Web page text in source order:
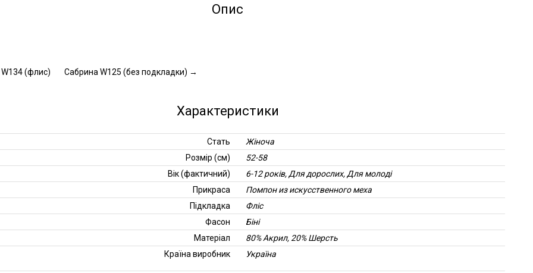
Опис
(флис) Сабрина W125 (без подкладки) →
Характеристики
Стать
Жіноча
Розмір (см)
52-58
Вік (фактичний)
6-12 років, Для дорослих, Для молоді
Прикраса
Помпон из искусственного меха
Підкладка
Фліс
Фасон
Біні
Матеріал
80% Акрил, 20% Шерсть
Країна виробник
Україна